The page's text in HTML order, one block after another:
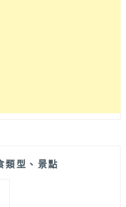
子
快
類型、景點